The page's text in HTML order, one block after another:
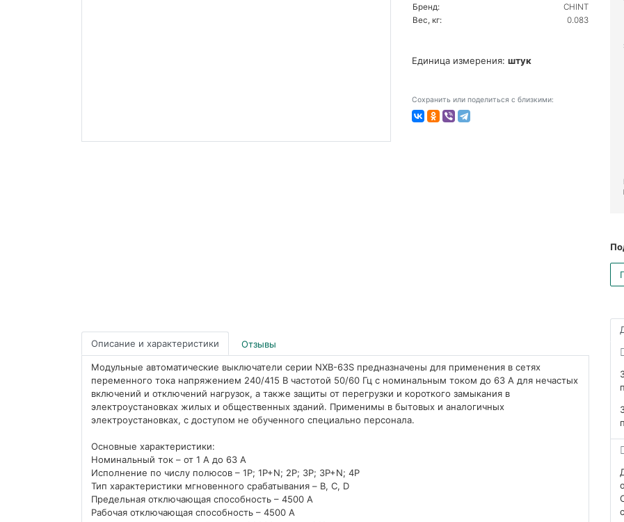
Бренд:
CHINT
Вес, кг:
0.083
Единица измерения: штук
Сохранить или поделиться с близкими:
Описание и характеристики Отзывы
Модульные автоматические выключатели серии NXB-63S предназначены для применения в сетях
переменного тока напряжением 240/415 В частотой 50/60 Гц с номинальным током до 63 А для нечастых
включений и отключений нагрузок, а также защиты от перегрузки и короткого замыкания в
электроустановках жилых и общественных зданий. Применимы в бытовых и аналогичных
электроустановках, с доступом не обученного специально персонала.
Основные характеристики:
Номинальный ток – от 1 А до 63 А
Исполнение по числу полюсов – 1P; 1P+N; 2P; 3P; 3P+N; 4P
Тип характеристики мгновенного срабатывания – B, C, D
Предельная отключающая способность – 4500 А
Рабочая отключающая способность – 4500 А